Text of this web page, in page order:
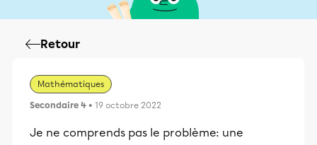
Retour
Mathématiques
Secondaire 4 • 19 octobre 2022
Je ne comprends pas le problème: une